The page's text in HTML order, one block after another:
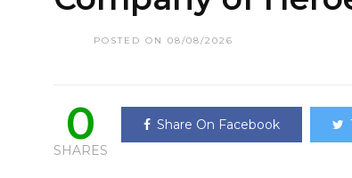
POSTED ON 08/08/2026
0
SHARES
Share On Facebook